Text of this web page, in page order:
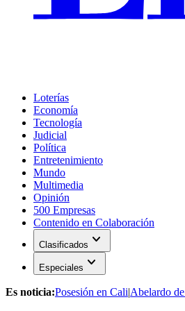
Loterías
Economía
Tecnología
Judicial
Política
Entretenimiento
Mundo
Multimedia
Opinión
500 Empresas
Contenido en Colaboración
Clasificados expand_more
Especiales expand_more
Es noticia:Posesión en Cali|Abelardo